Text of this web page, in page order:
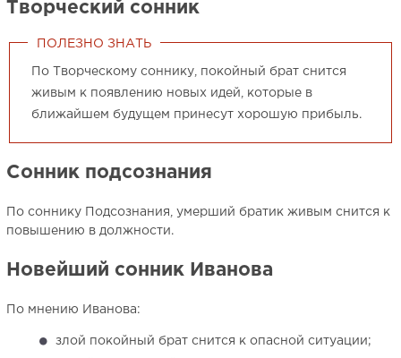
Творческий сонник
ПОЛЕЗНО ЗНАТЬ
По Творческому соннику, покойный брат снится
живым к появлению новых идей, которые в
ближайшем будущем принесут хорошую прибыль.
Сонник подсознания
По соннику Подсознания, умерший братик живым снится к
повышению в должности.
Новейший сонник Иванова
По мнению Иванова:
злой покойный брат снится к опасной ситуации;